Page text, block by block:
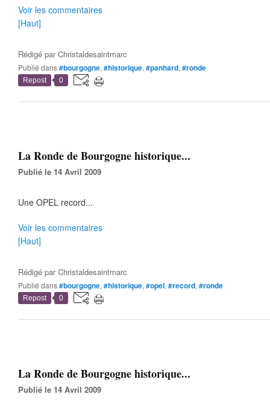
Voir les commentaires
[Haut]
Rédigé parChristaldesaintmarc
Publié dans#bourgogne, #historique, #panhard, #ronde
Repost 0
La Ronde de Bourgogne historique...
Publié le 14 Avril 2009
Une OPEL record...
Voir les commentaires
[Haut]
Rédigé parChristaldesaintmarc
Publié dans#bourgogne, #historique, #opel, #record, #ronde
Repost 0
La Ronde de Bourgogne historique...
Publié le 14 Avril 2009